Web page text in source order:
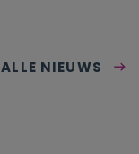
ALLE NIEUWS